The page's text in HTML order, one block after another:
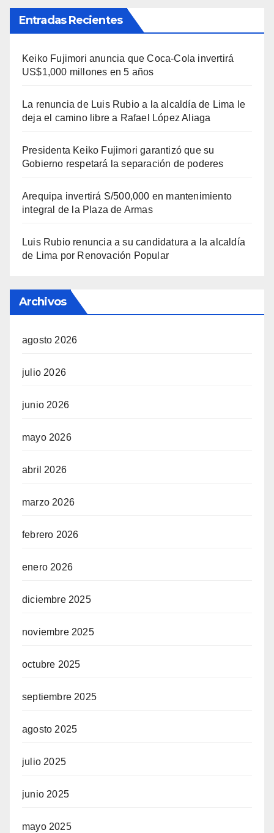
Entradas Recientes
Keiko Fujimori anuncia que Coca-Cola invertirá
US$1,000 millones en 5 años
La renuncia de Luis Rubio a la alcaldía de Lima le
deja el camino libre a Rafael López Aliaga
Presidenta Keiko Fujimori garantizó que su
Gobierno respetará la separación de poderes
Arequipa invertirá S/500,000 en mantenimiento
integral de la Plaza de Armas
Luis Rubio renuncia a su candidatura a la alcaldía
de Lima por Renovación Popular
Archivos
agosto 2026
julio 2026
junio 2026
mayo 2026
abril 2026
marzo 2026
febrero 2026
enero 2026
diciembre 2025
noviembre 2025
octubre 2025
septiembre 2025
agosto 2025
julio 2025
junio 2025
mayo 2025